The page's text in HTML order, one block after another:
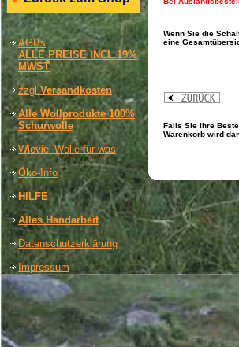
AGBs
ALLE PREISE INCL.19%
MWST
zzgl.Versandkosten
Alle Wollprodukte 100%
Schurwolle
Wieviel Wolle für was
Öko-Info
HILFE
Alles Handarbeit
Datenschutzerklärung
Impressum
Wenn Sie die
eine
Falls Sie Ihre
Warenkorb wird